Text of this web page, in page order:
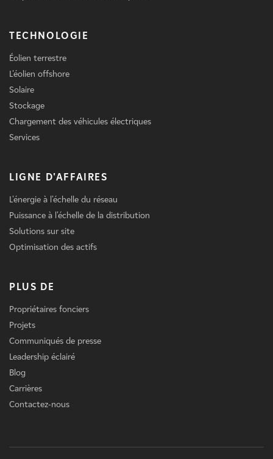
TECHNOLOGIE
Éolien terrestre
L'éolien offshore
Solaire
Stockage
Chargement des véhicules électriques
Services
LIGNE D'AFFAIRES
L'énergie à l'échelle du réseau
Puissance à l'échelle de la distribution
Solutions sur site
Optimisation des actifs
PLUS DE
Propriétaires fonciers
Projets
Communiqués de presse
Leadership éclairé
Blog
Carrières
Contactez-nous